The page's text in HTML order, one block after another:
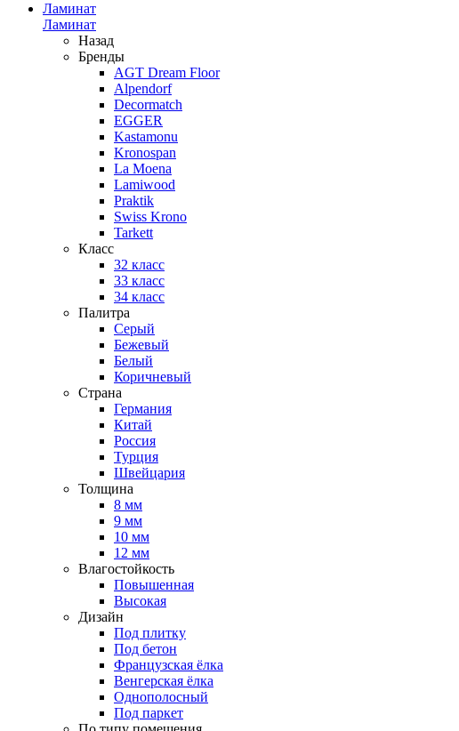
Ламинат
Ламинат
Назад
Бренды
AGT Dream Floor
Alpendorf
Decormatch
EGGER
Kastamonu
Kronospan
La Moena
Lamiwood
Praktik
Swiss Krono
Tarkett
Класс
32 класс
33 класс
34 класс
Палитра
Серый
Бежевый
Белый
Коричневый
Страна
Германия
Китай
Россия
Турция
Швейцария
Толщина
8 мм
9 мм
10 мм
12 мм
Влагостойкость
Повышенная
Высокая
Дизайн
Под плитку
Под бетон
Французская ёлка
Венгерская ёлка
Однополосный
Под паркет